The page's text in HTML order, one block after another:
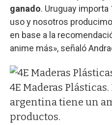
ganado. Uruguay
uso y nosotros
en base a la
anime más», señaló
4E Maderas
argentina tiene un
productos.